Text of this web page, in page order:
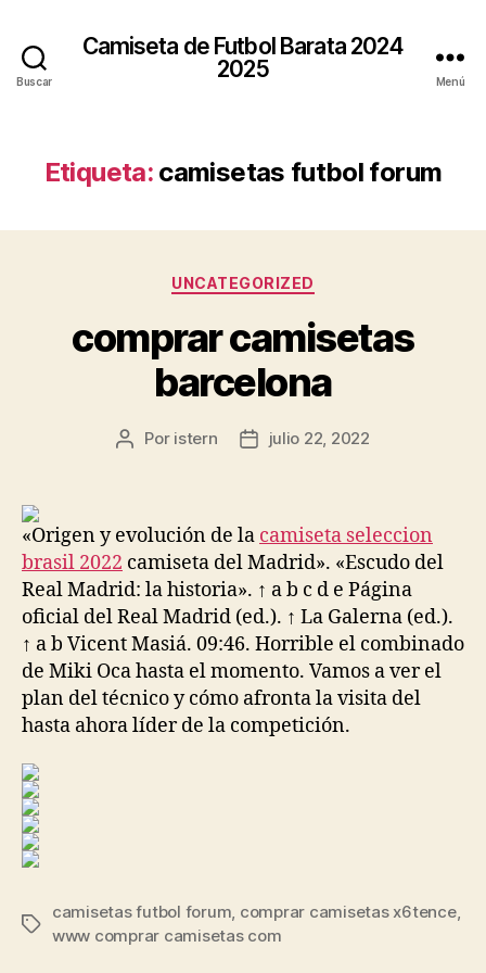
Buscar
Camiseta de Futbol Barata 2024
2025
Menú
Etiqueta: camisetas futbol forum
Categorías
UNCATEGORIZED
comprar camisetas
barcelona
Autor
Por istern
Fechajulio 22, 2022
«Origen y evolución de la camiseta seleccion
brasil 2022 camiseta del Madrid». «Escudo del
Real Madrid: la historia». ↑ a b c d e Página
oficial del Real Madrid (ed.). ↑ La Galerna (ed.).
↑ a b Vicent Masiá. 09:46. Horrible el combinado
de Miki Oca hasta el momento. Vamos a ver el
plan del técnico y cómo afronta la visita del
hasta ahora líder de la competición.
Etiquetas
camisetas futbol forum, comprar camisetas x6tence,
www comprar camisetas com